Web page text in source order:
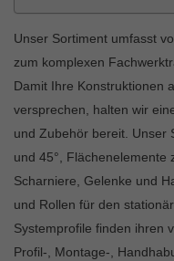
Unser Sortiment umfasst
zum komplexen
Damit Ihre Konstruktionen
versprechen, halten wir
und Zubehör bereit. Unser
und 45°, Flächenelemente
Scharniere, Gelenke und
und Rollen für den
Systemprofile finden ihren
Profil-, Montage-,